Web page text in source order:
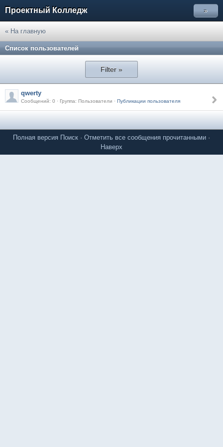
Проектный Колледж »
« На главную
Список пользователей
Filter »
qwerty
Сообщений: 0 · Группа: Пользователи · Публикации пользователя
Полная версия Поиск · Отметить все сообщения прочитанными ·
Наверх